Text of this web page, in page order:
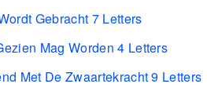
Gebracht 7 Letters
Mag Worden 4 Letters
Met De Zwaartekracht 9 Letters